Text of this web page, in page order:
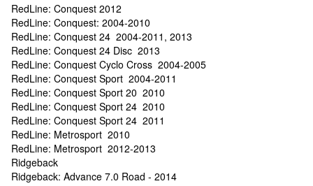
RedLine: Conquest 2012
RedLine: Conquest: 2004-2010
RedLine: Conquest 24 2004-2011, 2013
RedLine: Conquest 24 Disc 2013
RedLine: Conquest Cyclo Cross 2004-2005
RedLine: Conquest Sport 2004-2011
RedLine: Conquest Sport 20 2010
RedLine: Conquest Sport 24 2010
RedLine: Conquest Sport 24 2011
RedLine: Metrosport 2010
RedLine: Metrosport 2012-2013
Ridgeback
Ridgeback: Advance 7.0 Road - 2014